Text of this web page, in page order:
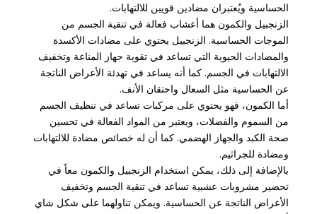
الحساسية ويُعتبران مضادين قويين للالتهابات.
الزنجبيل والكمون هما أعشاب فعالة في تنقية الجسم من
الموجات الحساسية. الزنجبيل يحتوي على مضادات الأكسدة
والمضادات الحيوية التي تساعد في تقوية جهاز المناعة وتخفيف
الالتهابات في الجسم. كما أنه يساعد في تهدئة الأعراض الناتجة
عن الحساسية مثل السعال واحتقان الأنف.
أما الكمون، فهو يحتوي على مركبات تساعد في تنظيف الجسم
من السموم والفضلات، ويعتبر من المواد الفعالة في تحسين
صحة الكبد والجهاز الهضمي. كما أن له خصائص مضادة للالتهابات
ومضادة للجراثيم.
بالإضافة إلى ذلك، يمكن استخدام الزنجبيل والكمون معاً في
تحضير مشروبات عشبية تساعد في تنقية الجسم وتخفيف
الأعراض الناتجة عن الحساسية. ويمكن تناولهما على شكل شاي